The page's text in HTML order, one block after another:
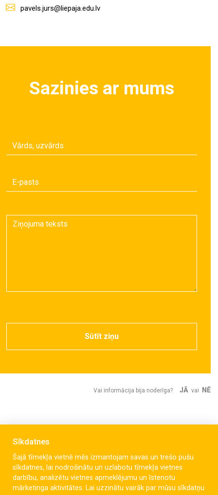
pavels.jurs@liepaja.edu.lv
Sazinies ar mums
Sūtīt ziņu
Vai informācija bija noderīga? JĀ vai NĒ
Sīkdatnes
Šajā tīmekļa vietnē mēs izmantojam savas un trešo pušu
sīkdatnes, lai nodrošinātu un uzlabotu tīmekļa vietnes
darbību, analizētu vietnes apmeklējumu un īstenotu
mārketinga aktivitātes. Lai uzzinātu vairāk par mūsu sīkdatņu